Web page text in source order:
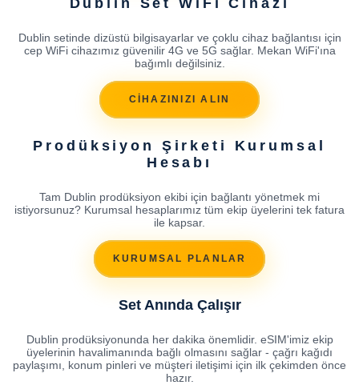
Dublin setinde dizüstü bilgisayarlar ve çoklu cihaz bağlantısı için
cep WiFi cihazımız güvenilir 4G ve 5G sağlar. Mekan WiFi'ına
bağımlı değilsiniz.
CİHAZINIZI ALIN
Prodüksiyon Şirketi Kurumsal
Hesabı
Tam Dublin prodüksiyon ekibi için bağlantı yönetmek mi
istiyorsunuz? Kurumsal hesaplarımız tüm ekip üyelerini tek fatura
ile kapsar.
KURUMSAL PLANLAR
Set Anında Çalışır
Dublin prodüksiyonunda her dakika önemlidir. eSIM'imiz ekip
üyelerinin havalimanında bağlı olmasını sağlar - çağrı kağıdı
paylaşımı, konum pinleri ve müşteri iletişimi için ilk çekimden önce
hazır.